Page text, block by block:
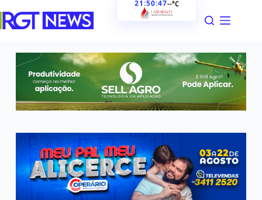
21:50:48--°C